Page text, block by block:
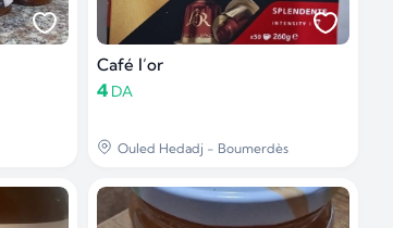
Café l’or
4 DA
Ouled Hedadj - Boumerdès